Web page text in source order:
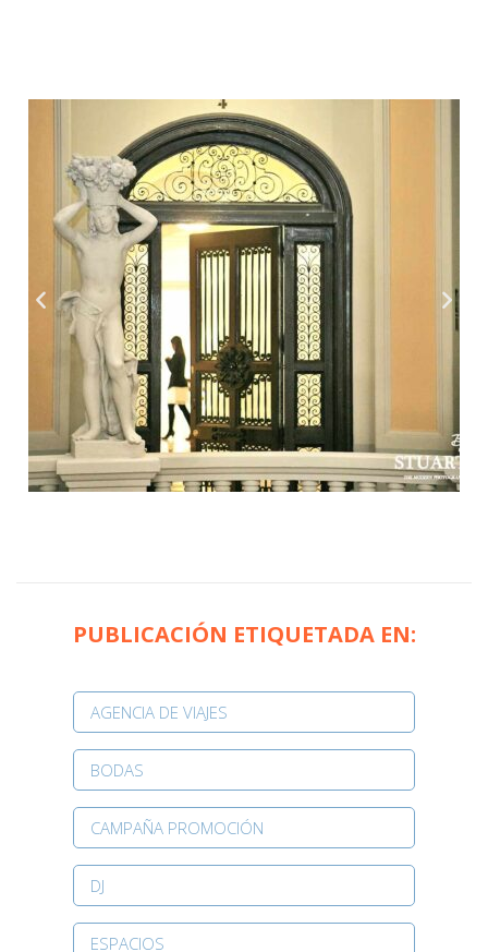
PUBLICACIÓN ETIQUETADA EN:
AGENCIA DE VIAJES
BODAS
CAMPAÑA PROMOCIÓN
DJ
ESPACIOS